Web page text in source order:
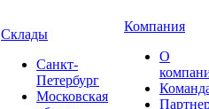
Склады
Санкт-
Петербург
Московская
Компания
О